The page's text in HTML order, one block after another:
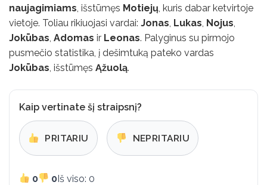
naujagimiams, išstūmęs Motiejų, kuris dabar ketvirtoje
vietoje. Toliau rikiuojasi vardai: Jonas, Lukas, Nojus,
Jokūbas, Adomas ir Leonas. Palyginus su pirmojo
pusmečio statistika, į dešimtuką pateko vardas
Jokūbas, išstūmęs Ąžuolą.
Kaip vertinate šį straipsnį?
PRITARIU NEPRITARIU
0 0Iš viso: 0